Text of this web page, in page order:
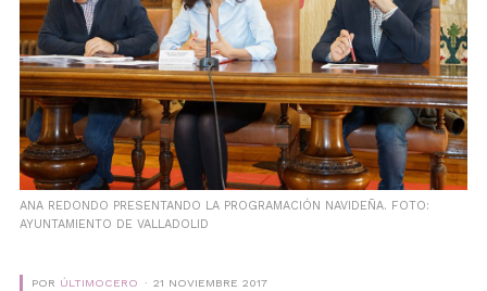
ANA REDONDO PRESENTANDO LA PROGRAMACIÓN NAVIDEÑA. FOTO:
AYUNTAMIENTO DE VALLADOLID
POR ÚLTIMOCERO
21 NOVIEMBRE 2017